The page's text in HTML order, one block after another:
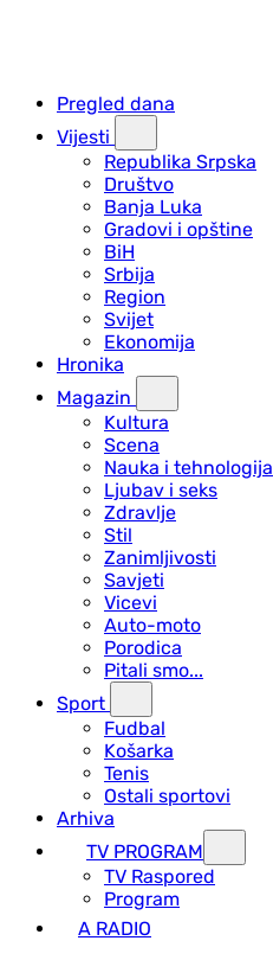
Pregled dana
Vijesti
Republika Srpska
Društvo
Banja Luka
Gradovi i opštine
BiH
Srbija
Region
Svijet
Ekonomija
Hronika
Magazin
Kultura
Scena
Nauka i tehnologija
Ljubav i seks
Zdravlje
Stil
Zanimljivosti
Savjeti
Vicevi
Auto-moto
Porodica
Pitali smo...
Sport
Fudbal
Košarka
Tenis
Ostali sportovi
Arhiva
TV PROGRAM
ТV Raspored
Program
A RADIO